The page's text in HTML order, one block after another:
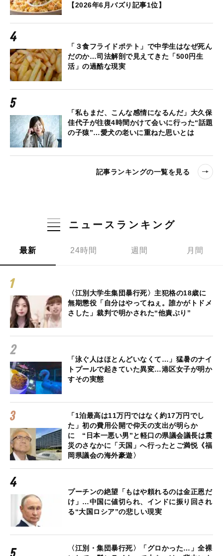
【2026年6月バズり記事1位】
「３食フライドポテト」で中学生はなぜ死ん
だのか…司法解剖で見えてきた「500円生
活」の過酷な現実
「私もまだ、こんな感情になるんだ」大久保
佳代子が往復4時間かけて会いに行った“話題
の子猿”…愛犬の老いに重ねた思いとは
記事ランキングの一覧を見る
ニュースランキング
最新 24時間 週間 月間
〈江別大学生集団暴行死〉主犯格の18歳に
無期懲役「自分はやってねぇ。誰かがトドメ
さした」裁判で明かされた“他責ぶり”
「泳ぐ人はほとんどいなくて…」猛暑のナイ
トプールで起きていた異変…港区女子が明か
すその実態
「1泊最高は11万円ではなく約17万円でし
た」初の費用公開で仰天の支出が明らか
に “日本一悪い男”と軽口の県議会議長は震
災のさなかに「天国」へ行ったとご満悦《福
岡県議会の海外豪遊〉
プーチンの絶望「もはや頼れるのは金正恩だ
け」…中国に値切られ、インドに振り回され
る“大国ロシア”の悲しい現実
〈江別・集団暴行死〉「グロかった…」全裸